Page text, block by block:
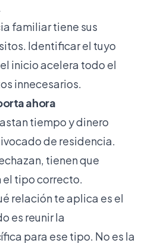
familiar tiene sus
Identificar el tuyo
inicio acelera todo el
innecesarios.
ahora
tiempo y dinero
de residencia.
tienen que
el tipo correcto.
relación te aplica es el
es reunir la
para ese tipo. No es la